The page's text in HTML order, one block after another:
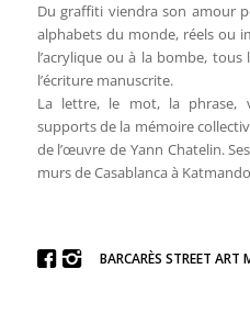
Du graffiti viendra son amour
alphabets du monde, réels ou
l’acrylique ou à la bombe,
l’écriture manuscrite.
La lettre, le mot, la phrase,
supports de la mémoire
de l’œuvre de Yann Chatelin.
murs de Casablanca à
BARCARÈS STREET ART